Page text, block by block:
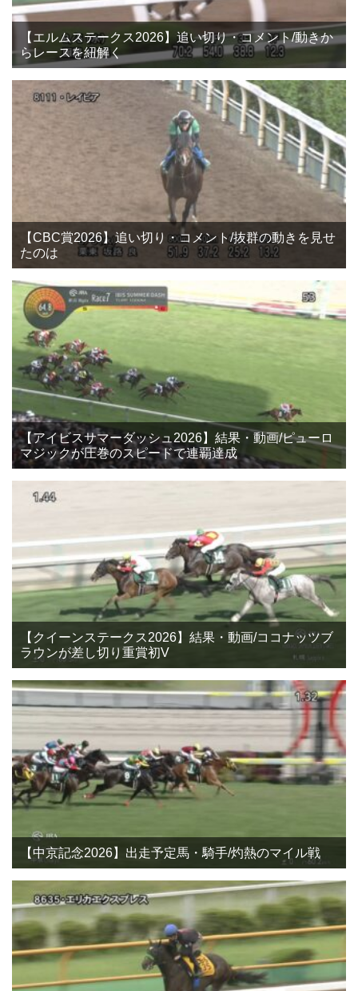
【エルムステークス2026】追い切り・コメント/動きか
らレースを紐解く
【CBC賞2026】追い切り・コメント/抜群の動きを見せ
たのは
【アイビスサマーダッシュ2026】結果・動画/ピューロ
マジックが圧巻のスピードで連覇達成
【クイーンステークス2026】結果・動画/ココナッツブ
ラウンが差し切り重賞初V
【中京記念2026】出走予定馬・騎手/灼熱のマイル戦